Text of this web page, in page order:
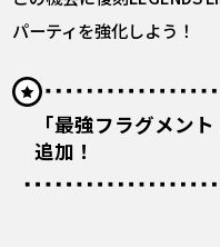
パーティを強化しよう！
「最強フラグメン
追加！